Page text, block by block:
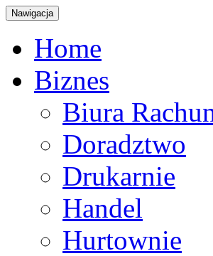
Nawigacja
Home
Biznes
Biura
Doradztwo
Drukarnie
Handel
Hurtownie